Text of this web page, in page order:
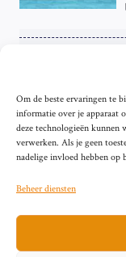
Om de beste ervaringen te
informatie over je apparaat
deze technologieën kunnen
verwerken. Als je geen
nadelige invloed hebben op
Beheer diensten
Sitemap